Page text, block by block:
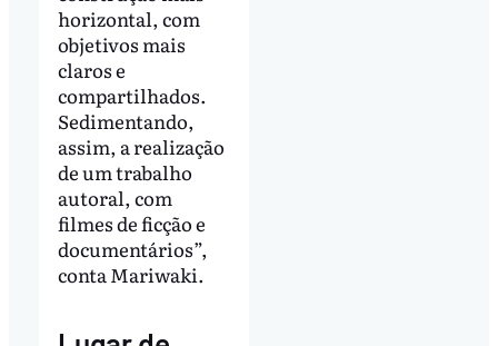
horizontal, com
objetivos mais
claros e
compartilhados.
Sedimentando,
assim, a realização
de um trabalho
autoral, com
filmes de ficção e
documentários”,
conta Mariwaki.